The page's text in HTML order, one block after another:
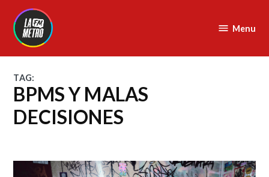
content
Menu
TAG:
BPMS Y MALAS
DECISIONES